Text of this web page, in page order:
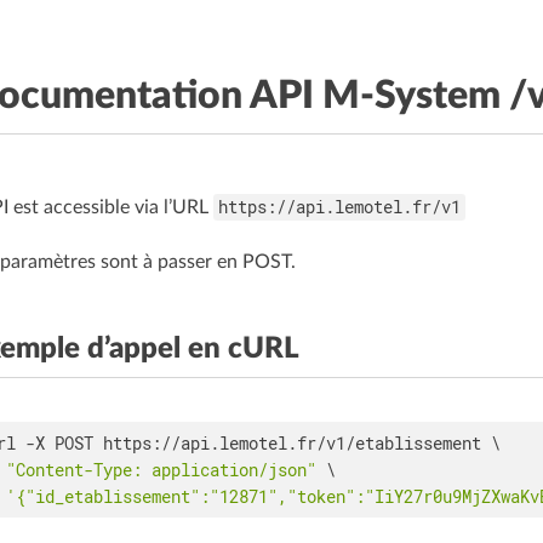
API M-System /
est accessible via l’URL https://api.lemotel.fr/v1
paramètres sont à passer en POST.
d’appel en cURL
-X POST https://api.lemotel.fr/v1/etablissement \
"Content-Type: application/json" \